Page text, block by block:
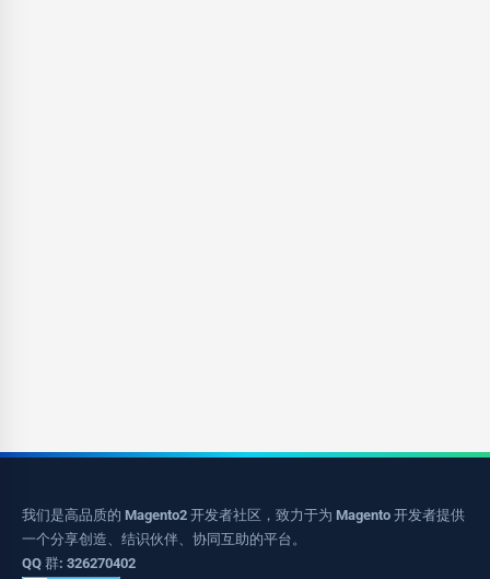
我们是高品质的 Magento2 开发者社区，致力于为 Magento 开发者提供
一个分享创造、结识伙伴、协同互助的平台。
QQ 群: 326270402